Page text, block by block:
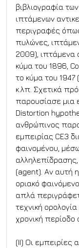
βιβλιογραφία
ιπτάμενων
περιγραφές
πυλώνες,
2009), ιπτάμενα
κύμα του 1896,
το κύμα του 1947
κ.λπ. Σχετικά
παρουσίασε μια
Distortion
ανθρώπινος
εμπειρίας CE3
φαινομένου,
(agent). Αν αυτή
οριακό
απλά
τεχνική
χρονική περίοδο
(ΙΙ) Οι